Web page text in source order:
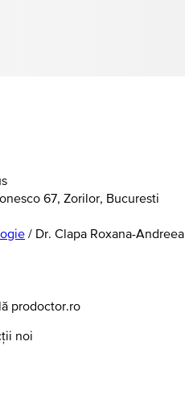
67, Zorilor, Bucuresti
/ Dr. Clapa Roxana-Andreea
prodoctor.ro
noi